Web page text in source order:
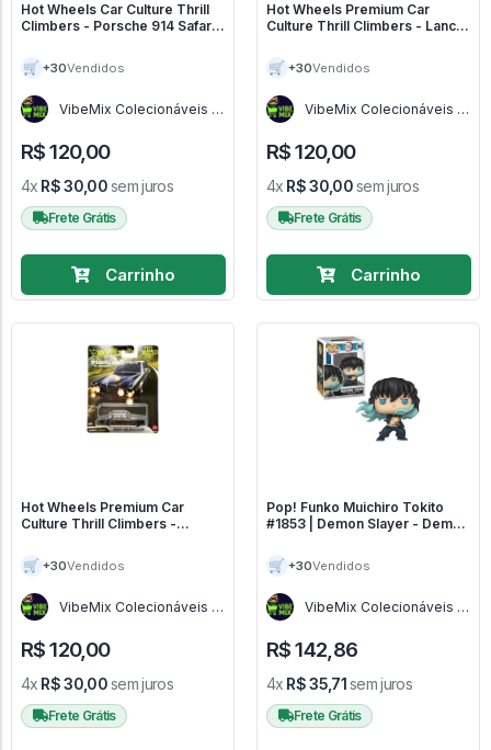
Hot Wheels Car Culture Thrill
Climbers - Porsche 914 Safari -
🛒 +30Vendidos
VibeMix Colecionáveis -
R$ 120,00
4x R$ 30,00sem juros
Frete Grátis
Carrinho
Hot Wheels Premium Car
Culture Thrill Climbers - Lancia
Climbers
🛒 +30Vendidos
VibeMix Colecionáveis -
R$ 120,00
4x R$ 30,00sem juros
Frete Grátis
Carrinho
Hot Wheels Premium Car
Culture Thrill Climbers -
AMG - Car Culture Thrill
Climbers
🛒 +30Vendidos
VibeMix Colecionáveis -
R$ 120,00
4x R$ 30,00sem juros
Frete Grátis
Pop! Funko Muichiro Tokito
#1853 | Demon Slayer - Demon
🛒 +30Vendidos
VibeMix Colecionáveis -
R$ 142,86
4x R$ 35,71sem juros
Frete Grátis